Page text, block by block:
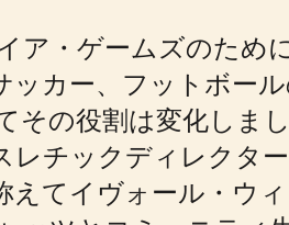
ア・ゲームズのため
カー、フットボー
の役割は変化しま
チックディレクタ
てイヴォール・ウ